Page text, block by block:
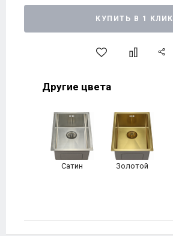
КУПИТЬ В 1 КЛИК
Другие цвета
Сатин Золотой